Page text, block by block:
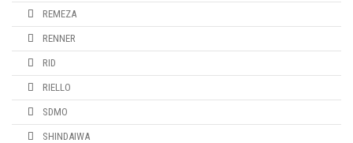
REMEZA
RENNER
RID
RIELLO
SDMO
SHINDAIWA